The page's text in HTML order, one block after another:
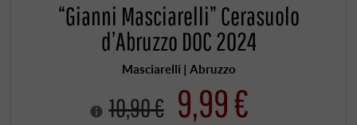
“Gianni Masciarelli” Cerasuolo
d’Abruzzo DOC 2024
Masciarelli | Abruzzo
10,90 € 9,99 €